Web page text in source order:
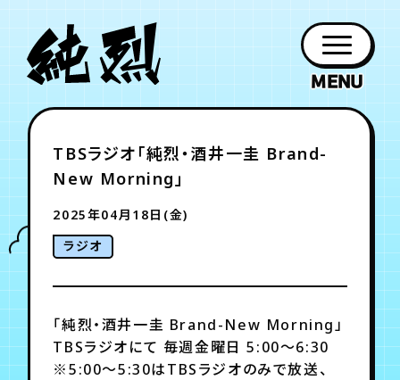
お知らせ 日程
SCHEDULE
チケット
紹介 作品
DISCOGRAPHY
日記
グッズ ホーム
HOME
ファン
会員登録
チケット
月会員制ファンクラブ
TBSラジオ「純烈・酒井一圭 Brand-
New Morning」
2025年04月18日(金)
ラジオ
「純烈・酒井一圭 Brand-New Morning」
TBSラジオにて 毎週金曜日 5:00～6:30
※5:00～5:30はTBSラジオのみで放送、